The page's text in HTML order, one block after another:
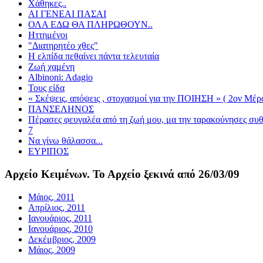
Χάθηκες..
ΑΙ ΓΕΝΕΑΙ ΠΑΣΑΙ
ΟΛΑ ΕΔΩ ΘΑ ΠΛΗΡΩΘΟΥΝ..
Ηττημένοι
"Διατηρητέο χθες"
Η ελπίδα πεθαίνει πάντα τελευταία
Ζωή χαμένη
Albinoni: Adagio
Τους είδα
« Σκέψεις, απόψεις , στοχασμοί για την ΠΟΙΗΣΗ » ( 2ον
ΠΑΝΣΕΛΗΝΟΣ
Πέρασες φευγαλέα από τη ζωή μου, μα την ταρακούνησες
7
Να γίνω θάλασσα...
ΕΥΡΙΠΟΣ
Αρχείο Κειμένων. Το Αρχείο ξεκινά από 26/03/09
Μάιος, 2011
Απρίλιος, 2011
Ιανουάριος, 2011
Ιανουάριος, 2010
Δεκέμβριος, 2009
Μάιος, 2009